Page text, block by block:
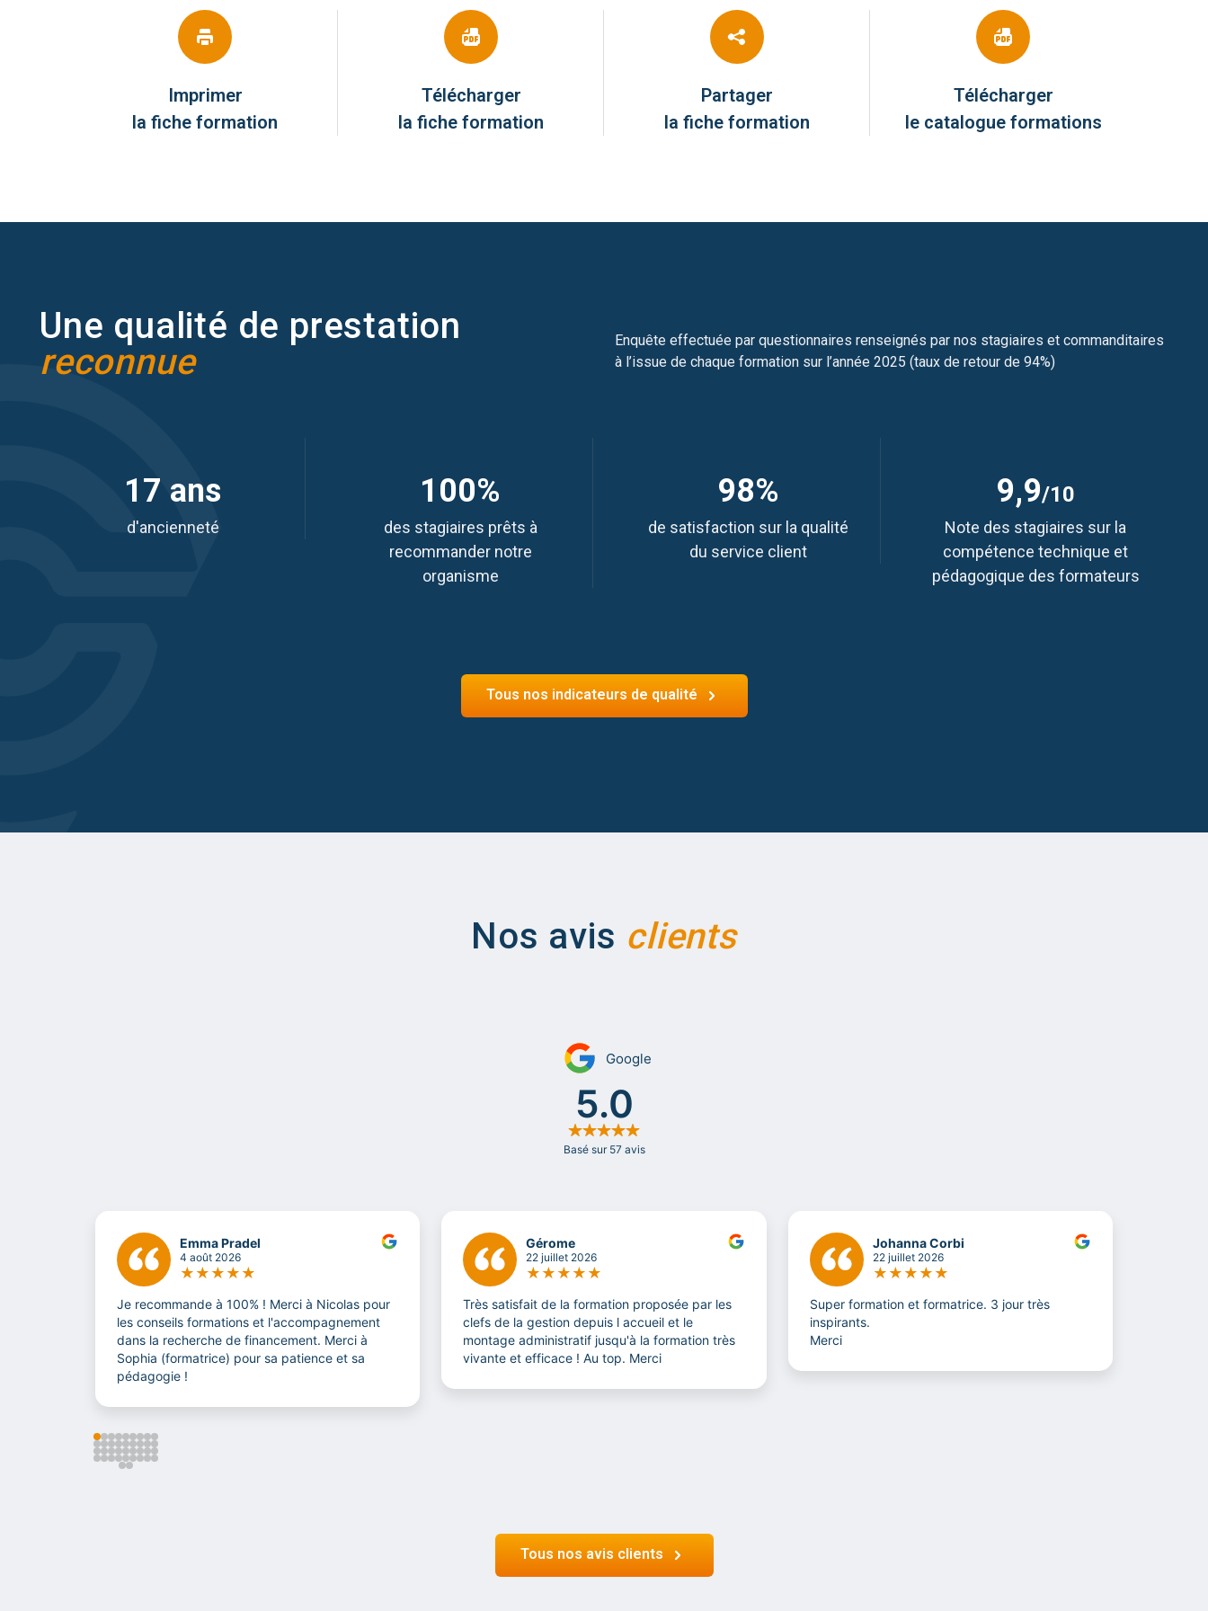
Imprimer
la fiche formation
Télécharger
la fiche formation
Partager
la fiche formation
Télécharger
le catalogue formations
Une qualité de prestation
reconnue
Enquête effectuée par questionnaires renseignés par nos stagiaires et commanditaires
à l’issue de chaque formation sur l’année 2025 (taux de retour de 94%)
17 ans
d'ancienneté
100%
des stagiaires prêts à
recommander notre
organisme
98%
de satisfaction sur la qualité
du service client
9,9/10
Note des stagiaires sur la
compétence technique et
pédagogique des formateurs
Tous nos indicateurs de qualité
Nos avis clients
Emma Pradel
4 août 2026
★ ★ ★ ★ ★
Je recommande à 100% ! Merci à Nicolas pour
les conseils formations et l'accompagnement
dans la recherche de financement. Merci à
Sophia (formatrice) pour sa patience et sa
pédagogie !
Gérome
22 juillet 2026
★ ★ ★ ★ ★
Très satisfait de la formation proposée par les
clefs de la gestion depuis l accueil et le
montage administratif jusqu'à la formation très
vivante et efficace ! Au top. Merci
Johanna Corbi
22 juillet 2026
★ ★ ★ ★ ★
Super formation et formatrice. 3 jour très
inspirants.
Merci
Tous nos avis clients